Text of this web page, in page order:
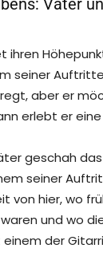
Vater
ihren
seiner
aber er
erlebt er eine
geschah
seiner
von hier, wo
und wo
der